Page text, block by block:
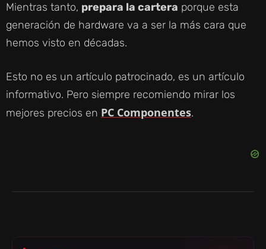
Mientras tanto, prepara la cartera porque esta
generación de hardware va a ser la más cara que
hemos visto en décadas.
Esto no es un artículo patrocinado, es un artículo
informativo. Pero siempre recomiendo mirar los
mejores precios en PC Componentes.